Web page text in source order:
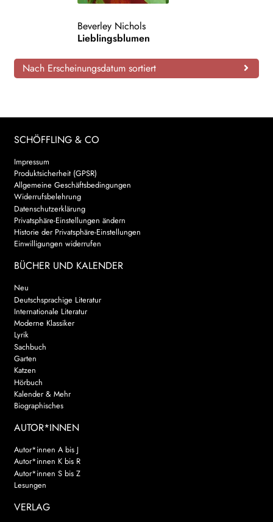
WEITERE VERLAGE
Beverley Nichols
Lieblingsblumen
Nach Erscheinungsdatum sortiert
SCHÖFFLING & CO
Impressum
Produktsicherheit (GPSR)
Allgemeine Geschäftsbedingungen
Widerrufsbelehrung
Datenschutzerklärung
Privatsphäre-Einstellungen ändern
Historie der Privatsphäre-Einstellungen
Einwilligungen widerrufen
BÜCHER UND KALENDER
Neu
Deutschsprachige Literatur
Internationale Literatur
Moderne Klassiker
Lyrik
Sachbuch
Garten
Katzen
Hörbuch
Kalender & Mehr
Biographisches
AUTOR*INNEN
Autor*innen A bis J
Autor*innen K bis R
Autor*innen S bis Z
Lesungen
VERLAG